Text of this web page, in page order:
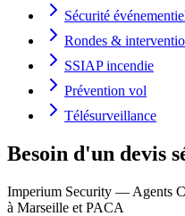
Sécurité
Rondes &
SSIAP incendie
Prévention vol
Télésurveillance
Besoin d'un devis
Imperium Security — Agents
à Marseille et PACA